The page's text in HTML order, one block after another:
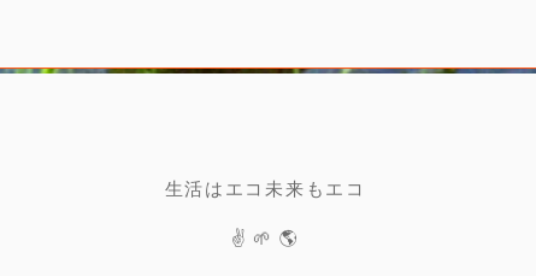
生活はエコ未来もエコ
✌️ 🌱 🌎